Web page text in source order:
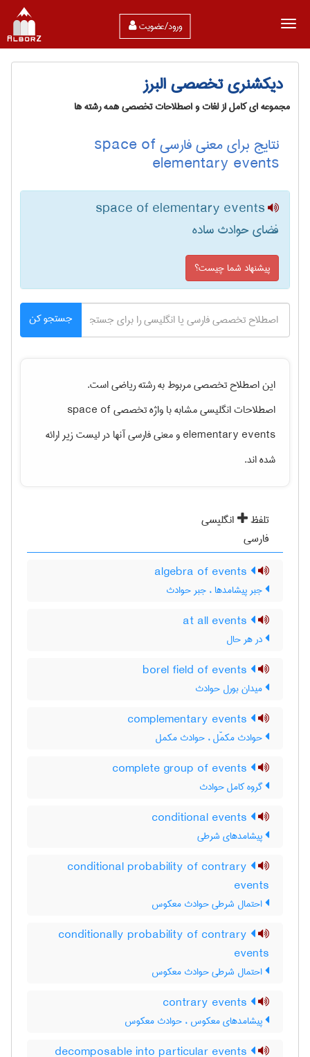
ورود/عضویت
دیکشنری تخصصی البرز
مجموعه ای کامل از لغات و اصطلاحات تخصصی همه رشته ها
نتایج برای معنی فارسی space of
elementary events
space of elementary events
فضای حوادث ساده
پیشنهاد شما چیست؟
جستجو کن
این اصطلاح تخصصی مربوط به رشتهرياضیاست.
اصطلاحات انگلیسی مشابه با واژه تخصصیspace of
elementary eventsو معنی فارسی آنها در لیست زیر ارائه
شده اند.
تلفظ
انگلیسی
فارسی
جبر پیشامدها ، جبر حوادث
در هر حال
میدان بورل حوادث
حوادث مکمّل ، حوادث مکمل
گروه کامل حوادث
پیشامدهای شرطی
conditional probability of contrary
events
احتمال شرطی حوادث معکوس
conditionally probability of contrary
events
احتمال شرطی حوادث معکوس
پیشامدهای معکوس ، حوادث معکوس